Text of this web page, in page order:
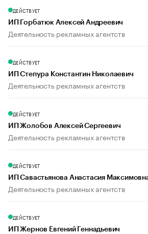
ДЕЙСТВУЕТ
ИП Горбатюк Алексей Андреевич
Деятельность рекламных агентств
ДЕЙСТВУЕТ
ИП Степура Константин Николаевич
Деятельность рекламных агентств
ДЕЙСТВУЕТ
ИП Жолобов Алексей Сергеевич
Деятельность рекламных агентств
ДЕЙСТВУЕТ
ИП Савастьянова Анастасия
Деятельность рекламных агентств
ДЕЙСТВУЕТ
ИП Жернов Евгений Геннадьевич